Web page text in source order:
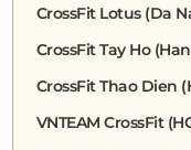
CrossFit Lotus (Da
CrossFit Tay Ho
CrossFit Thao Dien
VNTEAM CrossFit